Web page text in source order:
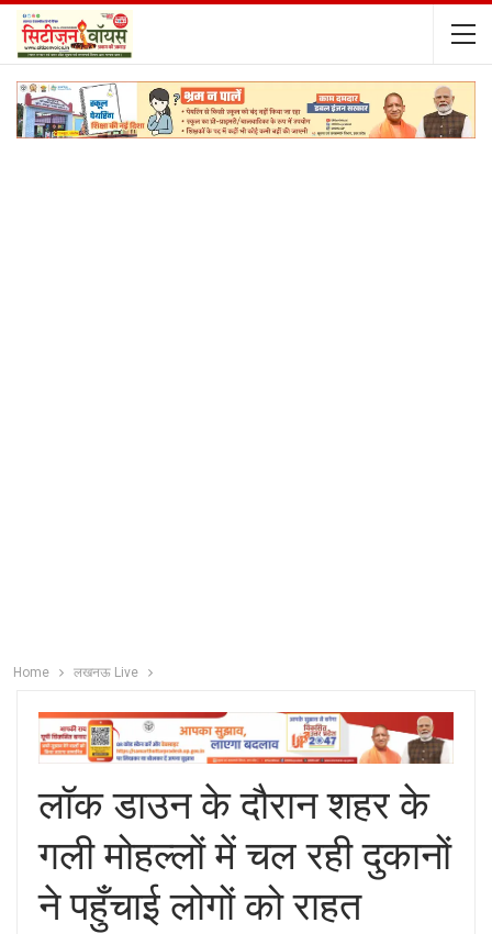
Home लखनऊ Live
लॉक डाउन के दौरान शहर के
गली मोहल्लों में चल रही दुकानों
ने पहुँचाई लोगों को राहत